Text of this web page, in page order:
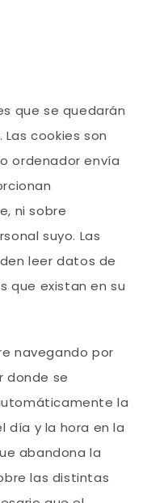
que se quedarán
cookies son
ordenador envía
ni sobre
suyo. Las
leer datos de
que existan en su
navegando por
donde se
la
día y la hora en la
abandona la
las distintas